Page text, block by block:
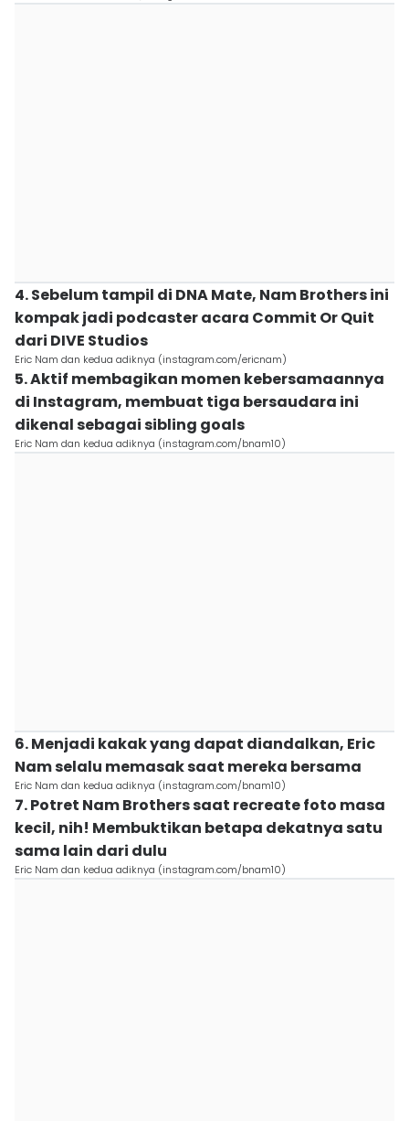
4. Sebelum tampil di DNA Mate, Nam Brothers ini
kompak jadi podcaster acara Commit Or Quit
dari DIVE Studios
Eric Nam dan kedua adiknya (instagram.com/ericnam)
5. Aktif membagikan momen kebersamaannya
di Instagram, membuat tiga bersaudara ini
dikenal sebagai sibling goals
Eric Nam dan kedua adiknya (instagram.com/bnam10)
6. Menjadi kakak yang dapat diandalkan, Eric
Nam selalu memasak saat mereka bersama
Eric Nam dan kedua adiknya (instagram.com/bnam10)
7. Potret Nam Brothers saat recreate foto masa
kecil, nih! Membuktikan betapa dekatnya satu
sama lain dari dulu
Eric Nam dan kedua adiknya (instagram.com/bnam10)